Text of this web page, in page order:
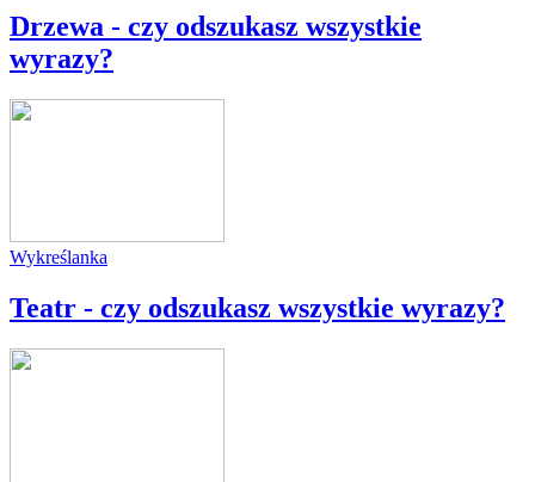
Drzewa - czy odszukasz wszystkie
wyrazy?
Wykreślanka
Teatr - czy odszukasz wszystkie wyrazy?